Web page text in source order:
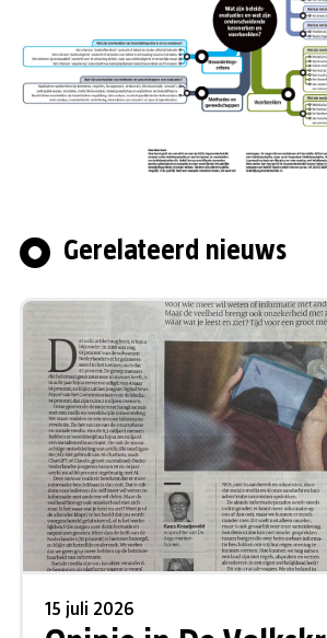
Gerelateerd nieuws
15 juli 2026